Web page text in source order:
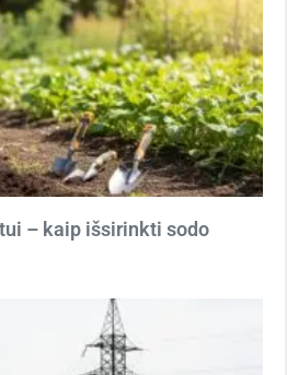
– kaip išsirinkti sodo